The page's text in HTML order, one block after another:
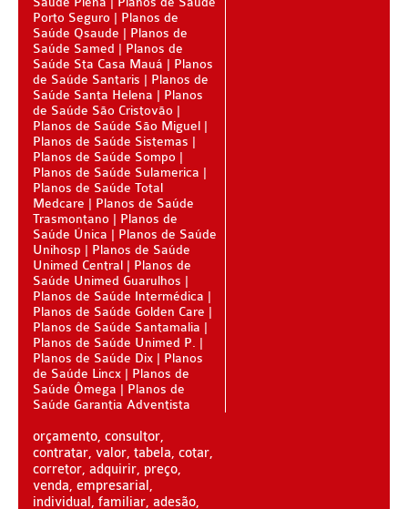
AMEPLAN PLANO DE SAÚDE SÊNIOR
BIO SAÚDE PLANO DE SAÚDE SÊNIOR
BIOVIDA PLANO DE SAÚDE SÊNIOR
BLUE MED PLANO DE SAÚDE SÊNIOR
CUIDAR ME PLANO DE SAÚDE SÊNIOR
GNDI PLANO DE SAÚDE SÊNIOR
GARANTIA GS PLANO DE SAÚDE SÊNIOR
GREENLINE PLANO DE SAÚDE SÊNIOR
KIPP PLANO DE SAÚDE SÊNIOR
MEDSENIORPLANO DE SAÚDE SÊNIOR
QSAÚDE PLANO DE SAÚDE SÊNIOR
SANTA HELENA PLANO DE SAÚDE SÊNIOR
TOTAL MEDCARE PLANO DE SAÚDE SÊNIOR
TRANSMONTANO PLANO DE SAÚDE SÊNIOR
Porto Seguro
Planos de
Saúde Qsaude
Planos de
Saúde Samed
Planos de
Saúde Sta Casa Mauá
Planos
de Saúde Santaris
Planos de
Saúde Santa Helena
Planos
de Saúde São Cristovão
Planos de Saúde São Miguel
Planos de Saúde Sistemas
Planos de Saúde Sompo
Planos de Saúde Sulamerica
Planos de Saúde Total
Medcare
Planos de Saúde
Trasmontano
Planos de
Saúde Única
Planos de Saúde
Unihosp
Planos de Saúde
Unimed Central
Planos de
Saúde Unimed Guarulhos
Planos de Saúde Intermédica
Planos de Saúde Golden Care
Planos de Saúde Santamalia
Planos de Saúde Unimed P.
Planos de Saúde Dix
Planos
de Saúde Lincx
Planos de
Saúde Ômega
Planos de
Saúde Garantia Adventista
orçamento, consultor,
contratar, valor, tabela, cotar,
corretor, adquirir, preço,
venda, empresarial,
individual, familiar, adesão,